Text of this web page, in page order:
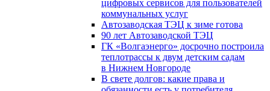
цифровых сервисов для пользователей
коммунальных услуг
Автозаводская ТЭЦ к зиме готова
90 лет Автозаводской ТЭЦ
ГК «Волгаэнерго» досрочно построила
теплотрассы к двум детским садам
в Нижнем Новгороде
В свете долгов: какие права и